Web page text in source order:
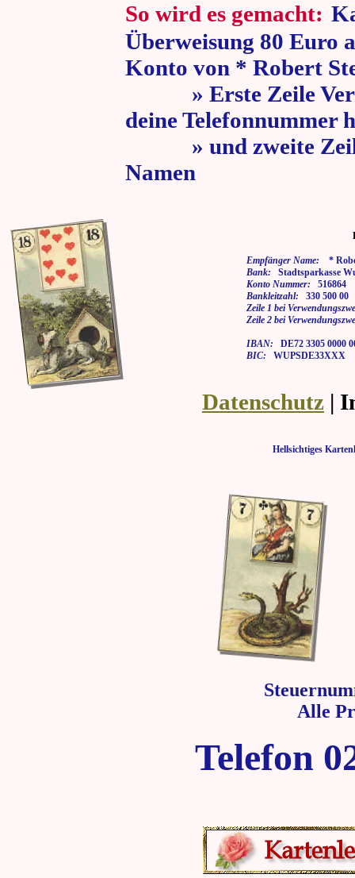
So wird es gemacht:
Überweisung 80 Euro
Konto von * Robert
» Erste Zeile
deine Telefonnummer
» und zweite Zeile
Namen
Empfänger Name: *
Bank: Stadtsparkasse
Konto Nummer: 516864
Bankleitzahl: 330 500 00
Zeile 1 bei
Zeile 2 bei
IBAN: DE72 3305 0000
BIC: WUPSDE33XXX
Datenschutz |
Hellsichtiges
Alle
Telefon